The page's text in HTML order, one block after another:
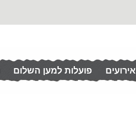
אירועים פועלות למען השלום